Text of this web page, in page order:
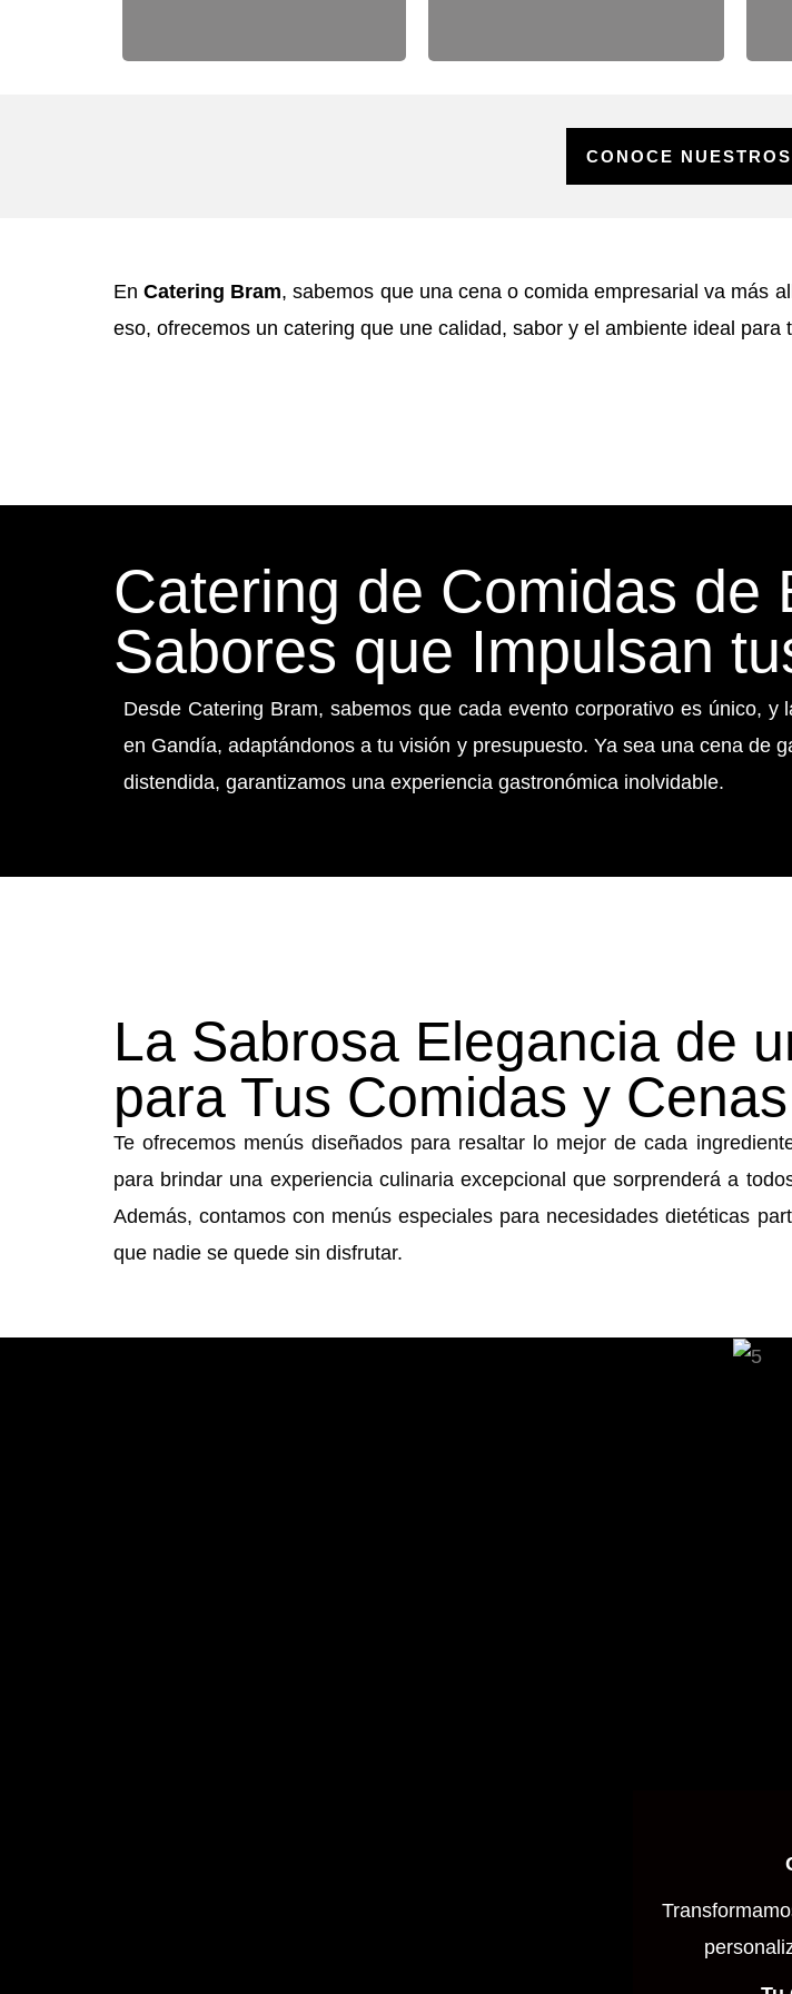
CONOCE
EnCatering Bram, sabemos que una cena o comida empresarial va más
eso, ofrecemos un catering que une calidad, sabor y el ambiente ideal para
Catering de Comidas de
Sabores que Impulsan
Desde Catering Bram, sabemos que cada evento corporativo es único,
en Gandía, adaptándonos a tu visión y presupuesto. Ya sea una cena de
distendida, garantizamos una experiencia gastronómica inolvidable.
La Sabrosa Elegancia de
para Tus Comidas y
Te ofrecemos menús diseñados para resaltar lo mejor de cada
para brindar una experiencia culinaria excepcional que sorprenderá a
Además, contamos con menús especiales para necesidades dietéticas
que nadie se quede sin disfrutar.